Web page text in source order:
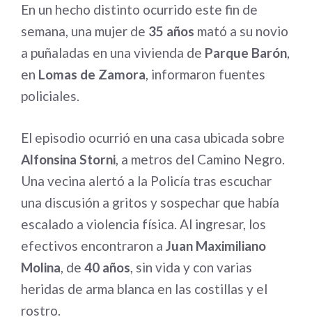
En un hecho distinto ocurrido este fin de
semana, una mujer de 35 años mató a su novio
a puñaladas en una vivienda de Parque Barón,
en Lomas de Zamora, informaron fuentes
policiales.
El episodio ocurrió en una casa ubicada sobre
Alfonsina Storni , a metros del Camino Negro.
Una vecina alertó a la Policía tras escuchar
una discusión a gritos y sospechar que había
escalado a violencia física. Al ingresar, los
efectivos encontraron a Juan Maximiliano
Molina , de 40 años , sin vida y con varias
heridas de arma blanca en las costillas y el
rostro.